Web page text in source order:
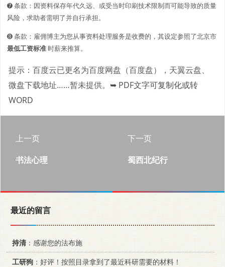
➐ 条款：因资料保存年代久远、或受当时印刷技术限制而可能导致的质量
风险，求助者需明了并自行承担。
➑ 条款：雇佣博主为您从事资料处理服务是收费的，其设定参照了北京市
最低工资标准时薪来推算。
提示：百度云已更名为百度网盘（百度盘），天翼云盘、
微盘下载地址……暂未提供。 ➥ PDF文字可复制化或转
WORD
上一页
书法心理
下一页
蜀西北纪行
最近的留言
持清：感谢您的法布施
工研狗 ：好评！按照目录拿到了最近科研需要的材料！